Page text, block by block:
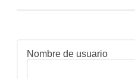
Nombre de usuario